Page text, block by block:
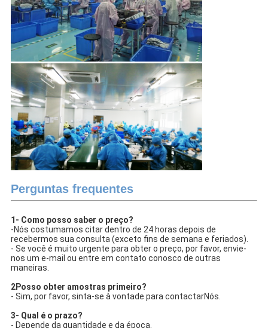
Perguntas frequentes
1- Como posso saber o preço?
-Nós costumamos citar dentro de 24 horas depois de
recebermos sua consulta (exceto fins de semana e feriados).
- Se você é muito urgente para obter o preço, por favor, envie-
nos um e-mail ou entre em contato conosco de outras
maneiras.
2Posso obter amostras primeiro?
- Sim, por favor, sinta-se à vontade para contactarNós.
3- Qual é o prazo?
- Depende da quantidade e da época.